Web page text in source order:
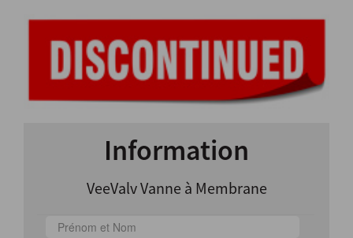
Information
VeeValv Vanne à Membrane